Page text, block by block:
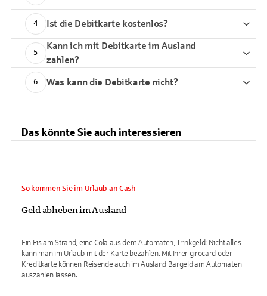
4 Ist die Debitkarte kostenlos?
5
Kann ich mit Debitkarte im Ausland
zahlen?
6 Was kann die Debitkarte nicht?
Das könnte Sie auch interessieren
So kommen Sie im Urlaub an Cash
Geld abheben im Ausland
Ein Eis am Strand, eine Cola aus dem Automaten, Trinkgeld: Nicht alles
kann man im Urlaub mit der Karte bezahlen. Mit Ihrer girocard oder
Kreditkarte können Reisende auch im Ausland Bargeld am Automaten
auszahlen lassen.